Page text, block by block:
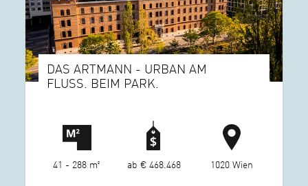
DAS ARTMANN - URBAN AM
FLUSS. BEIM PARK.
41 - 288 m² ab € 468.468 1020 Wien